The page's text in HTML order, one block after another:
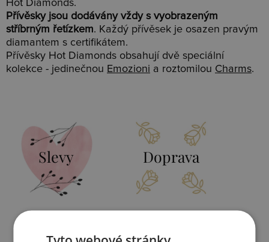
Hot Diamonds.
Přívěsky jsou dodávány vždy s vyobrazeným
stříbrným řetízkem. Každý přívěsek je osazen pravým
diamantem s certifikátem.
Přívěsky Hot Diamonds obsahují dvě speciální
kolekce - jedinečnou Emozioni a roztomilou Charms.
Slevy Doprava